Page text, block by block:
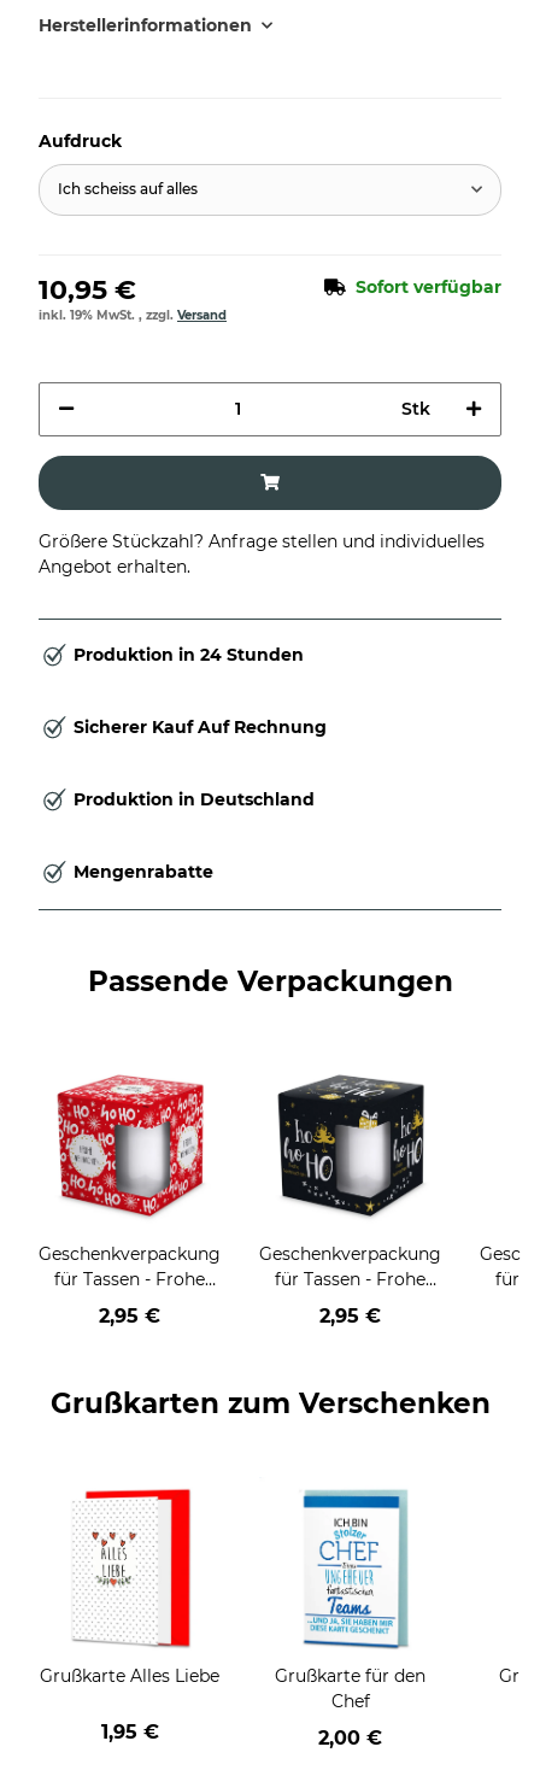
Herstellerinformationen
Aufdruck
Ich scheiss auf alles
10,95 € Sofort verfügbar
inkl. 19% MwSt. , zzgl. Versand
Stk
Größere Stückzahl? Anfrage stellen und individuelles
Angebot erhalten.
Produktion in 24 Stunden
Sicherer Kauf Auf Rechnung
Produktion in Deutschland
Mengenrabatte
Passende Verpackungen
Geschenkverpackung
für Tassen - Frohe
Weihnachten - HO
HO HO - rot
2,95 €
Geschenkverpackung
für Tassen - Frohe
Weihnachten - HO
HO HO - schwarz
2,95 €
für
Grußkarten zum Verschenken
Grußkarte Alles Liebe
1,95 €
Grußkarte für den
Chef
2,00 €